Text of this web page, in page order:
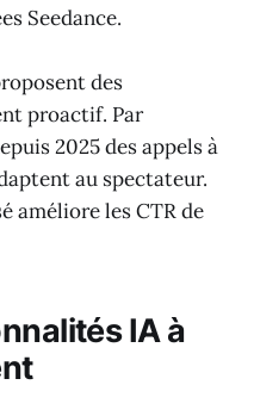
Seedance.
des
proactif. Par
2025 des appels à
au spectateur.
améliore les CTR de
IA à